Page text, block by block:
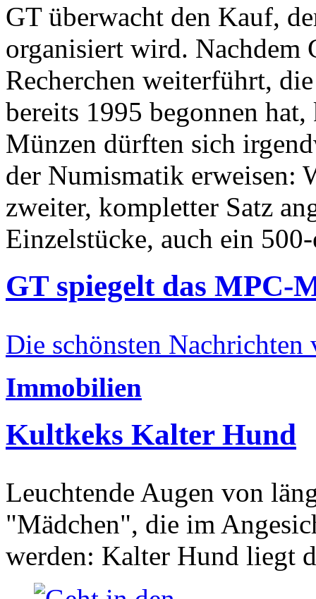
GT überwacht den Kauf,
organisiert wird. Nachdem
Recherchen weiterführt,
bereits 1995 begonnen
Münzen dürften sich
der Numismatik erweisen:
zweiter, kompletter Satz
Einzelstücke, auch ein
GT spiegelt das MPC-
Die schönsten Nachrichten
Immobilien
Kultkeks Kalter Hund
Leuchtende Augen von
"Mädchen", die im
werden: Kalter Hund liegt